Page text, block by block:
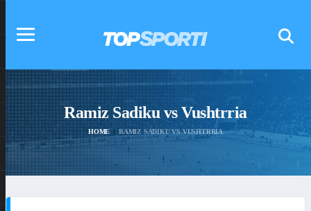
Ramiz Sadiku vs Vushtrria
HOME RAMIZ SADIKU VS VUSHTRRIA